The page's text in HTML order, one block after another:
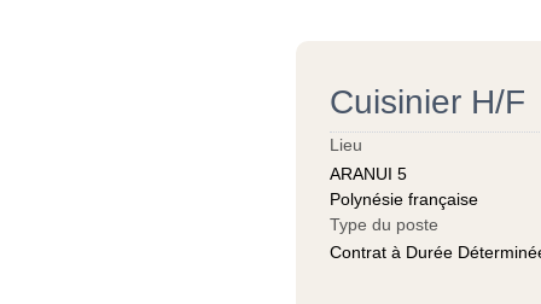
Cuisinier H/F
Lieu
ARANUI 5
Polynésie française
Type du poste
Contrat à Durée